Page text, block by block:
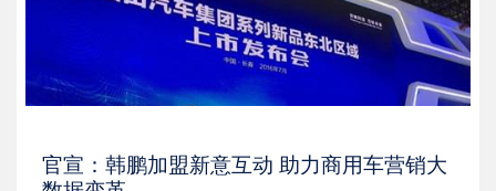
官宣：韩鹏加盟新意互动 助力商用车营销大